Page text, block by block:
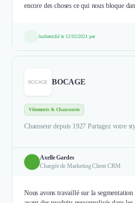
encore des choses ce qui nous bloque
Authentifié le 12/02/2021 par
BOCAGE
Vêtements & Chaussures
Chausseur depuis 1927 Partagez votre
Axelle Gardes
Chargée de Marketing Client CRM
Nous avons travaillé sur la